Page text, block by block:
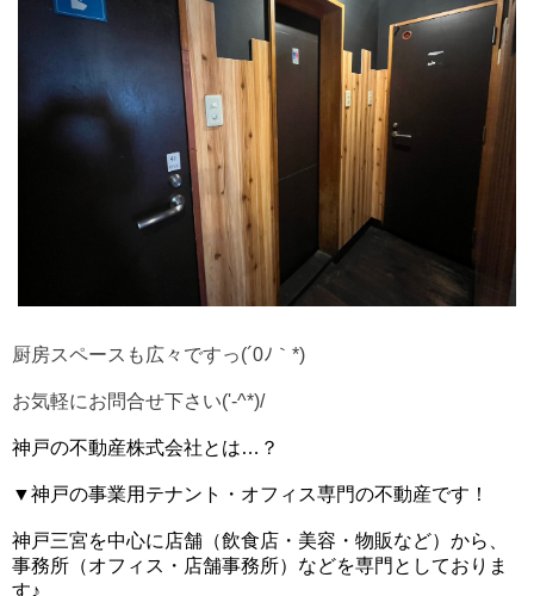
厨房スペースも広々ですっ(´0ﾉ｀*)
お気軽にお問合せ下さい('-^*)/
神戸の不動産株式会社とは…？
▼神戸の事業用テナント・オフィス専門の不動産です！
神戸三宮を中心に店舗（飲食店・美容・物販など）から、
事務所（オフィス・店舗事務所）などを専門としておりま
す♪